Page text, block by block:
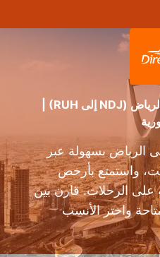
حجز طيران من انجمينا إلى الرياض (NDJ إلى RUH) |
بسهولة عبر
بأرخص
الرحلات. قارن بين
الأنسب